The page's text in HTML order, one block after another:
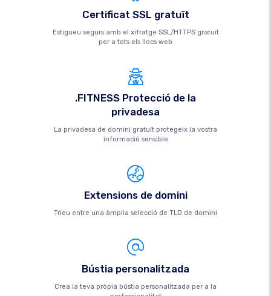
Certificat SSL gratuït
Estigueu segurs amb el xifratge SSL/HTTPS gratuït
per a tots els llocs web
.FITNESS Protecció de la
privadesa
La privadesa de domini gratuït protegeix la vostra
informació sensible
Extensions de domini
Trieu entre una àmplia selecció de TLD de domini
Bústia personalitzada
Crea la teva pròpia bústia personalitzada per a la